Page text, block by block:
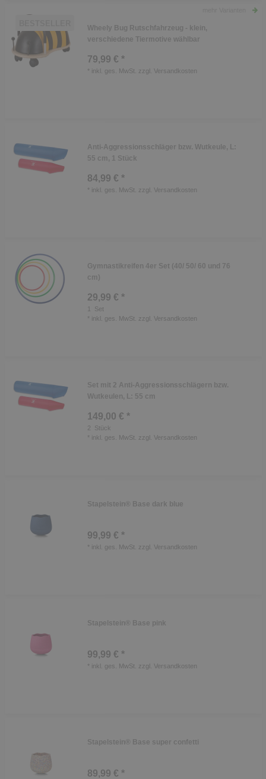
Wheely Bug Rutschfahrzeug - klein,
verschiedene Tiermotive wählbar
79,99 € *
* inkl. ges. MwSt. zzgl. Versandkosten
Anti-Aggressionsschläger bzw. Wutkeule, L:
55 cm, 1 Stück
84,99 € *
* inkl. ges. MwSt. zzgl. Versandkosten
Gymnastikreifen 4er Set (40/ 50/ 60 und 76
cm)
29,99 € *
1
Set
* inkl. ges. MwSt. zzgl. Versandkosten
Set mit 2 Anti-Aggressionsschlägern bzw.
Wutkeulen, L: 55 cm
149,00 € *
2
Stück
* inkl. ges. MwSt. zzgl. Versandkosten
Stapelstein® Base dark blue
99,99 € *
* inkl. ges. MwSt. zzgl. Versandkosten
Stapelstein® Base pink
99,99 € *
* inkl. ges. MwSt. zzgl. Versandkosten
Stapelstein® Base super confetti
89,99 € *